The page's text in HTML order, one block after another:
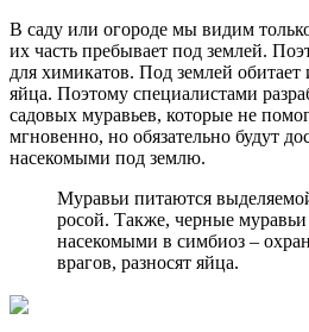
В саду или огороде мы видим
их часть пребывает под землей.
для химикатов. Под землей
яйца. Поэтому специалистами
садовых муравьев, которые не
мгновенно, но обязательно будут
насекомыми под землю.
Муравьи питаются
росой. Также, черные
насекомыми в симбиоз –
врагов, разносят яйца.